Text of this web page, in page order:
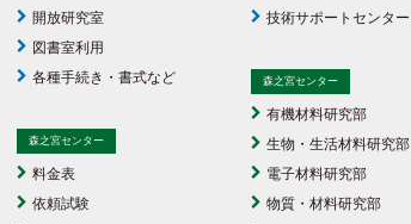
開放研究室
図書室利用
各種手続き・書式など
森之宮センター
料金表
依頼試験
技術サポートセンター
森之宮センター
有機材料研究部
生物・生活材料研究部
電子材料研究部
物質・材料研究部